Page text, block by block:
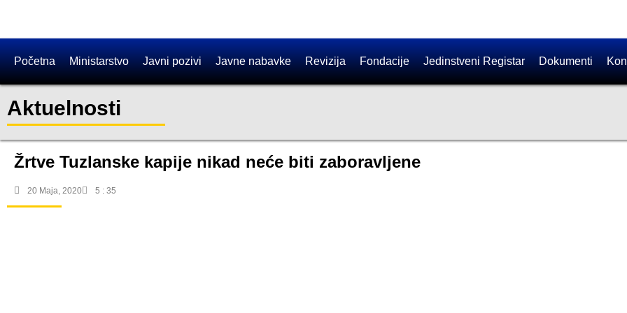
Početna Ministarstvo Javni pozivi Javne nabavke Revizija Fondacije Jedinstveni Registar Dokumenti
Aktuelnosti
Žrtve Tuzlanske kapije nikad neće biti zaboravljene
20 Maja, 2020 5 : 35